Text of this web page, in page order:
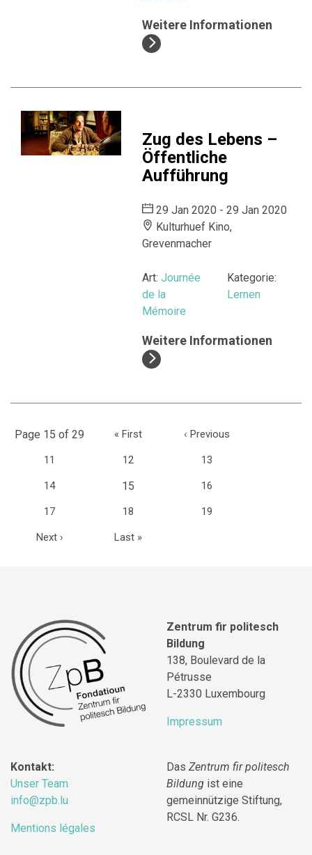
Weitere Informationen
Zug des Lebens –
Öffentliche
Aufführung
29 Jan 2020 - 29 Jan 2020
Kulturhuef Kino,
Grevenmacher
Art:Journée
de la
Mémoire
Kategorie:
Lernen
Weitere Informationen
Page 15 of 29 « First ‹ Previous
11 12 13
14 15 16
17 18 19
Next › Last »
Zentrum fir politesch
Bildung
138, Boulevard de la
Pétrusse
L-2330 Luxembourg
Impressum
Kontakt:
Unser Team
info@zpb.lu
Mentions légales
Das Zentrum fir politesch
Bildung ist eine
gemeinnützige Stiftung,
RCSL Nr. G236.